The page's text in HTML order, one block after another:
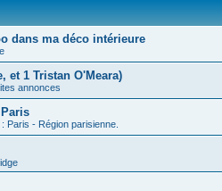
dans ma déco intérieure
et 1 Tristan O'Meara)
annonces
: Paris - Région parisienne.